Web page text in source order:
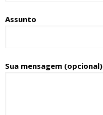
Assunto
Sua mensagem (opcional)